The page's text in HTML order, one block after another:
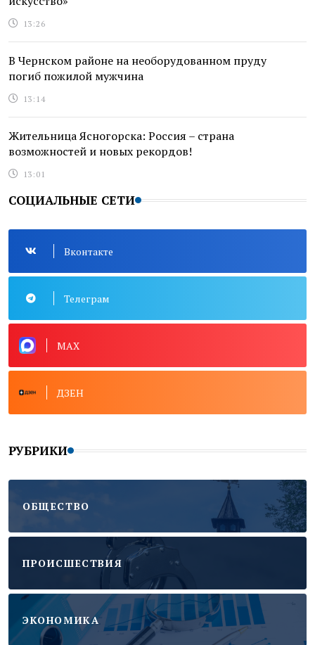
13:26
В Чернском районе на необорудованном пруду
погиб пожилой мужчина
13:14
Жительница Ясногорска: Россия – страна
возможностей и новых рекордов!
13:01
СОЦИАЛЬНЫЕ СЕТИ
Вконтакте
Телеграм
MAX
ДЗЕН
РУБРИКИ
ОБЩЕСТВО
ПРОИСШЕСТВИЯ
ЭКОНОМИКА